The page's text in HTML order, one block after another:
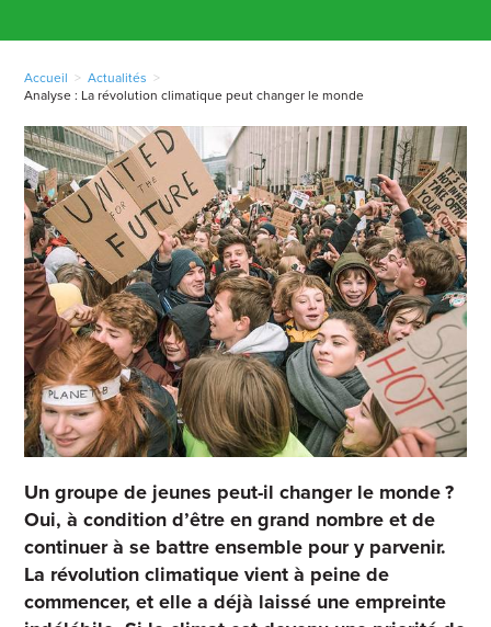
Accueil > Actualités >
Analyse : La révolution climatique peut changer le monde
Un groupe de jeunes peut-il changer le monde ?
Oui, à condition d’être en grand nombre et de
continuer à se battre ensemble pour y parvenir.
La révolution climatique vient à peine de
commencer, et elle a déjà laissé une empreinte